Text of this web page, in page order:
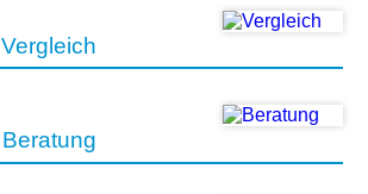
Vergleich
Beratung